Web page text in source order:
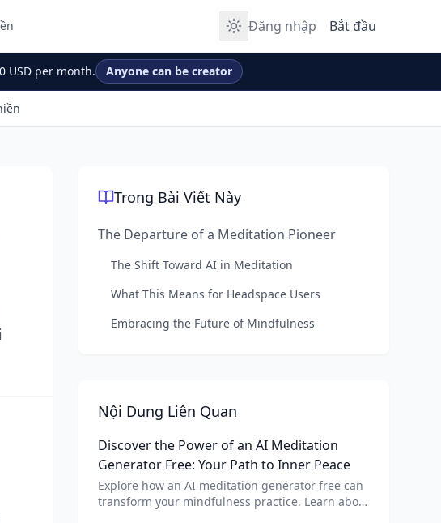
Đăng nhập Bắt đầu
USD per month. Anyone can be creator
Trong Bài Viết Này
The Departure of a Meditation Pioneer
The Shift Toward AI in Meditation
What This Means for Headspace Users
Embracing the Future of Mindfulness
Nội Dung Liên Quan
Discover the Power of an AI Meditation
Generator Free: Your Path to Inner Peace
Explore how an AI meditation generator free can
transform your mindfulness practice. Learn about